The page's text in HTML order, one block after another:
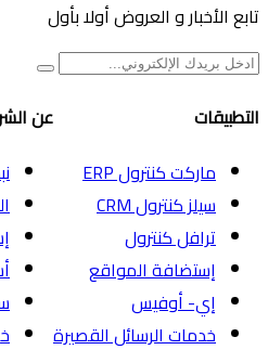
تابع الأخبار و العروض أولا بأول
التطبيقات
ماركت كنترول ERP
سيلز كنترول CRM
ترافل كنترول
إستضافة المواقع
إي- أوفيس
خدمات الرسائل القصيرة
عن